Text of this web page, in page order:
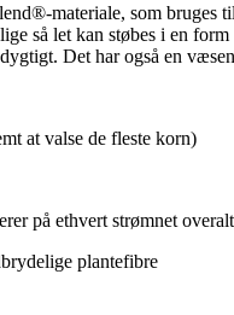
materiale, som
så let kan støbes i en
Det har også en
at valse de fleste korn)
på ethvert strømnet
plantefibre